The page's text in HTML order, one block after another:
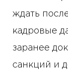
ждать
кадровые
заранее
санкций и